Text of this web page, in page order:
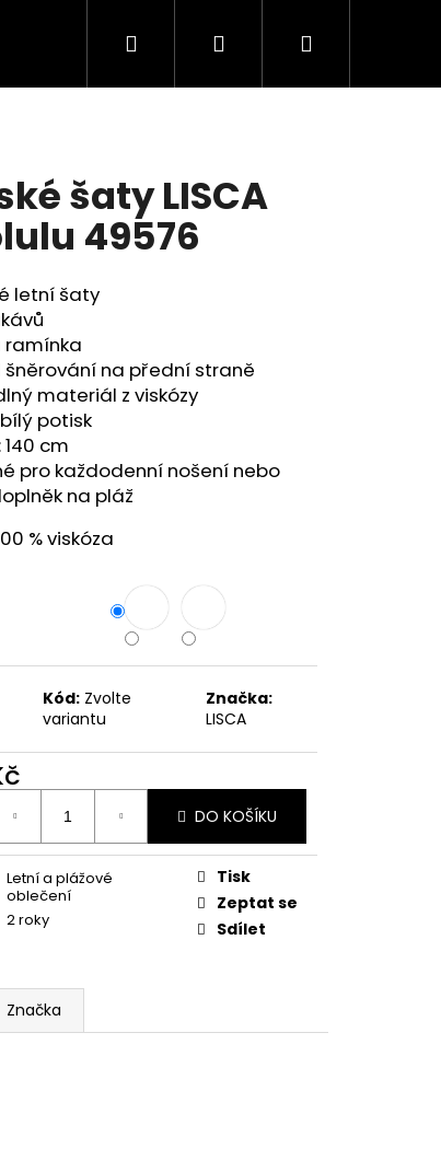
zboží Ponožky Dětské prádlo
Hledat PřihlášeníNákupní
šaty LISCA
49576
letní šaty
ramínka
na přední straně
materiál z viskózy
potisk
cm
pro každodenní nošení nebo
na pláž
% viskóza
Kód: Zvolte
variantu
Značka:
LISCA
DO KOŠÍKU
Letní a plážové
oblečení
2 roky
Tisk
Zeptat se
Sdílet
Značka